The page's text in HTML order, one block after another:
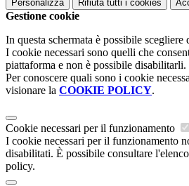
Personalizza Rifiuta tutti i cookies
Gestione cookie
In questa schermata è possibile
I cookie necessari sono quelli che
piattaforma e non è possibile disabilitarli.
Per conoscere quali sono i cookie
visionare la COOKIE POLICY.
Cookie necessari per il funzionamento
I cookie necessari per il funzionamento
disabilitati. È possibile consultare
policy.